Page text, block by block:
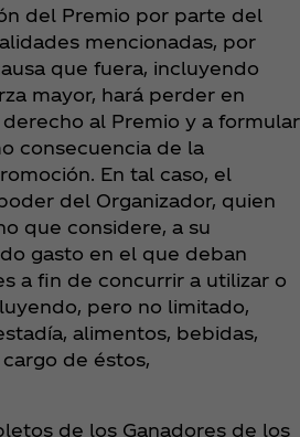
del Premio por parte del
mencionadas, por
que fuera, incluyendo
mayor, hará perder en
al Premio y a formular
consecuencia de la
En tal caso, el
del Organizador, quien
que considere, a su
gasto en el que deban
a fin de concurrir a utilizar o
pero no limitado,
alimentos, bebidas,
de éstos,
de los Ganadores de los